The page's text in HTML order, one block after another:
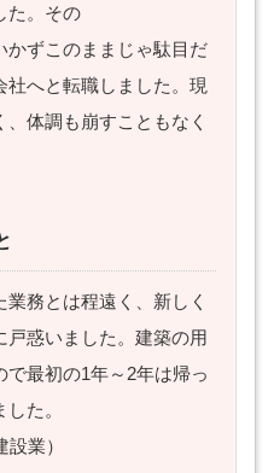
た。その
かずこのままじゃ駄目だ
社へと転職しました。現
体調も崩すこともなく
務とは程遠く、新しく
惑いました。建築の用
最初の1年～2年は帰っ
た。
業）